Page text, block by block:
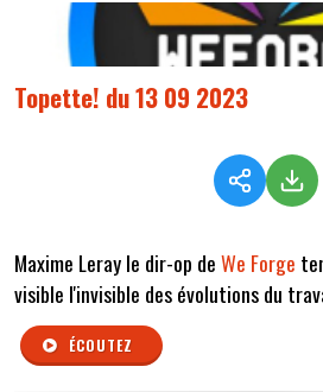
Topette! du 13 09 2023
Maxime Leray le dir-op deWe Forge
visible l'invisible des évolutions du
ÉCOUTEZ